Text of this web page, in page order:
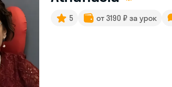
5 от 3190 ₽ за урок